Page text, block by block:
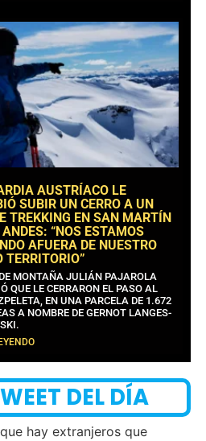
AUSTRÍACO LE
SUBIR UN CERRO A UN
TREKKING EN SAN MARTÍN
ANDES: “NOS ESTAMOS
AFUERA DE NUESTRO
TERRITORIO”
MONTAÑA JULIÁN PAJAROLA
QUE LE CERRARON EL PASO AL
EN UNA PARCELA DE 1.672
A NOMBRE DE GERNOT LANGES-
DEL DÍA
hay extranjeros que